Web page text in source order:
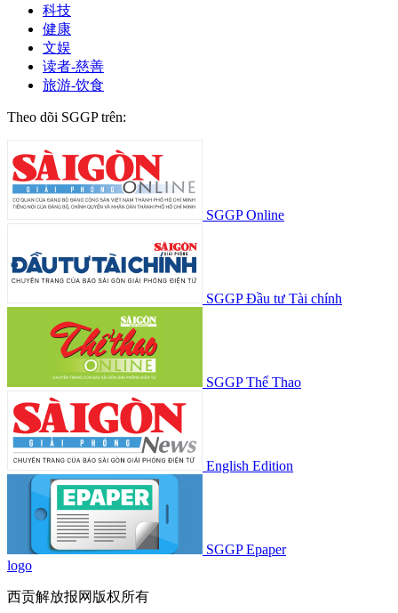
科技
健康
文娱
读者-慈善
旅游-饮食
Theo dõi SGGP trên:
SGGP Online
SGGP Đầu tư Tài chính
SGGP Thể Thao
English Edition
SGGP Epaper
logo
西贡解放报网版权所有